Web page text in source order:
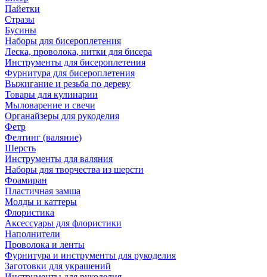
Пайетки
Стразы
Бусины
Наборы для бисероплетения
Леска, проволока, нитки для бисера
Инструменты для бисероплетения
Фурнитура для бисероплетения
Выжигание и резьба по дереву
Товары для кулинарии
Мыловарение и свечи
Органайзеры для рукоделия
Фетр
Фелтинг (валяние)
Шерсть
Инструменты для валяния
Наборы для творчества из шерсти
Фоамиран
Пластичная замша
Молды и каттеры
Флористика
Аксессуары для флористики
Наполнители
Проволока и ленты
Фурнитура и инструменты для рукоделия
Заготовки для украшений